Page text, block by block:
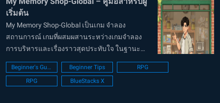
เริ่มต้น
My Memory Shop-Global เป็นเกม จำลอง
สถานการณ์ เกมที่ผสมผสานระหว่างเกมจำลอง
การบริหารและเรื่องราวสุดประทับใจ ในฐานะ
เจ้าของใหม่ของร้านเกมแห่งความทรงจำเล็กๆ สุด
แปลก บทบาทของคุณคือช่วยให้ลูกค้าฟื้นความ
ทรงจำอันล้ำค่าของพวกเขาขึ้นมาอีกครั้ง คู่มือ
Beginner's Guide Beginner Tips
RPG
RPG
BlueStacks X